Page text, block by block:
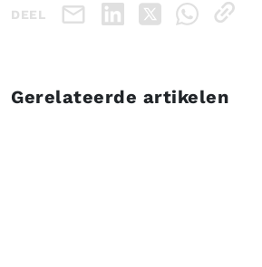
DEEL
Gerelateerde artikelen